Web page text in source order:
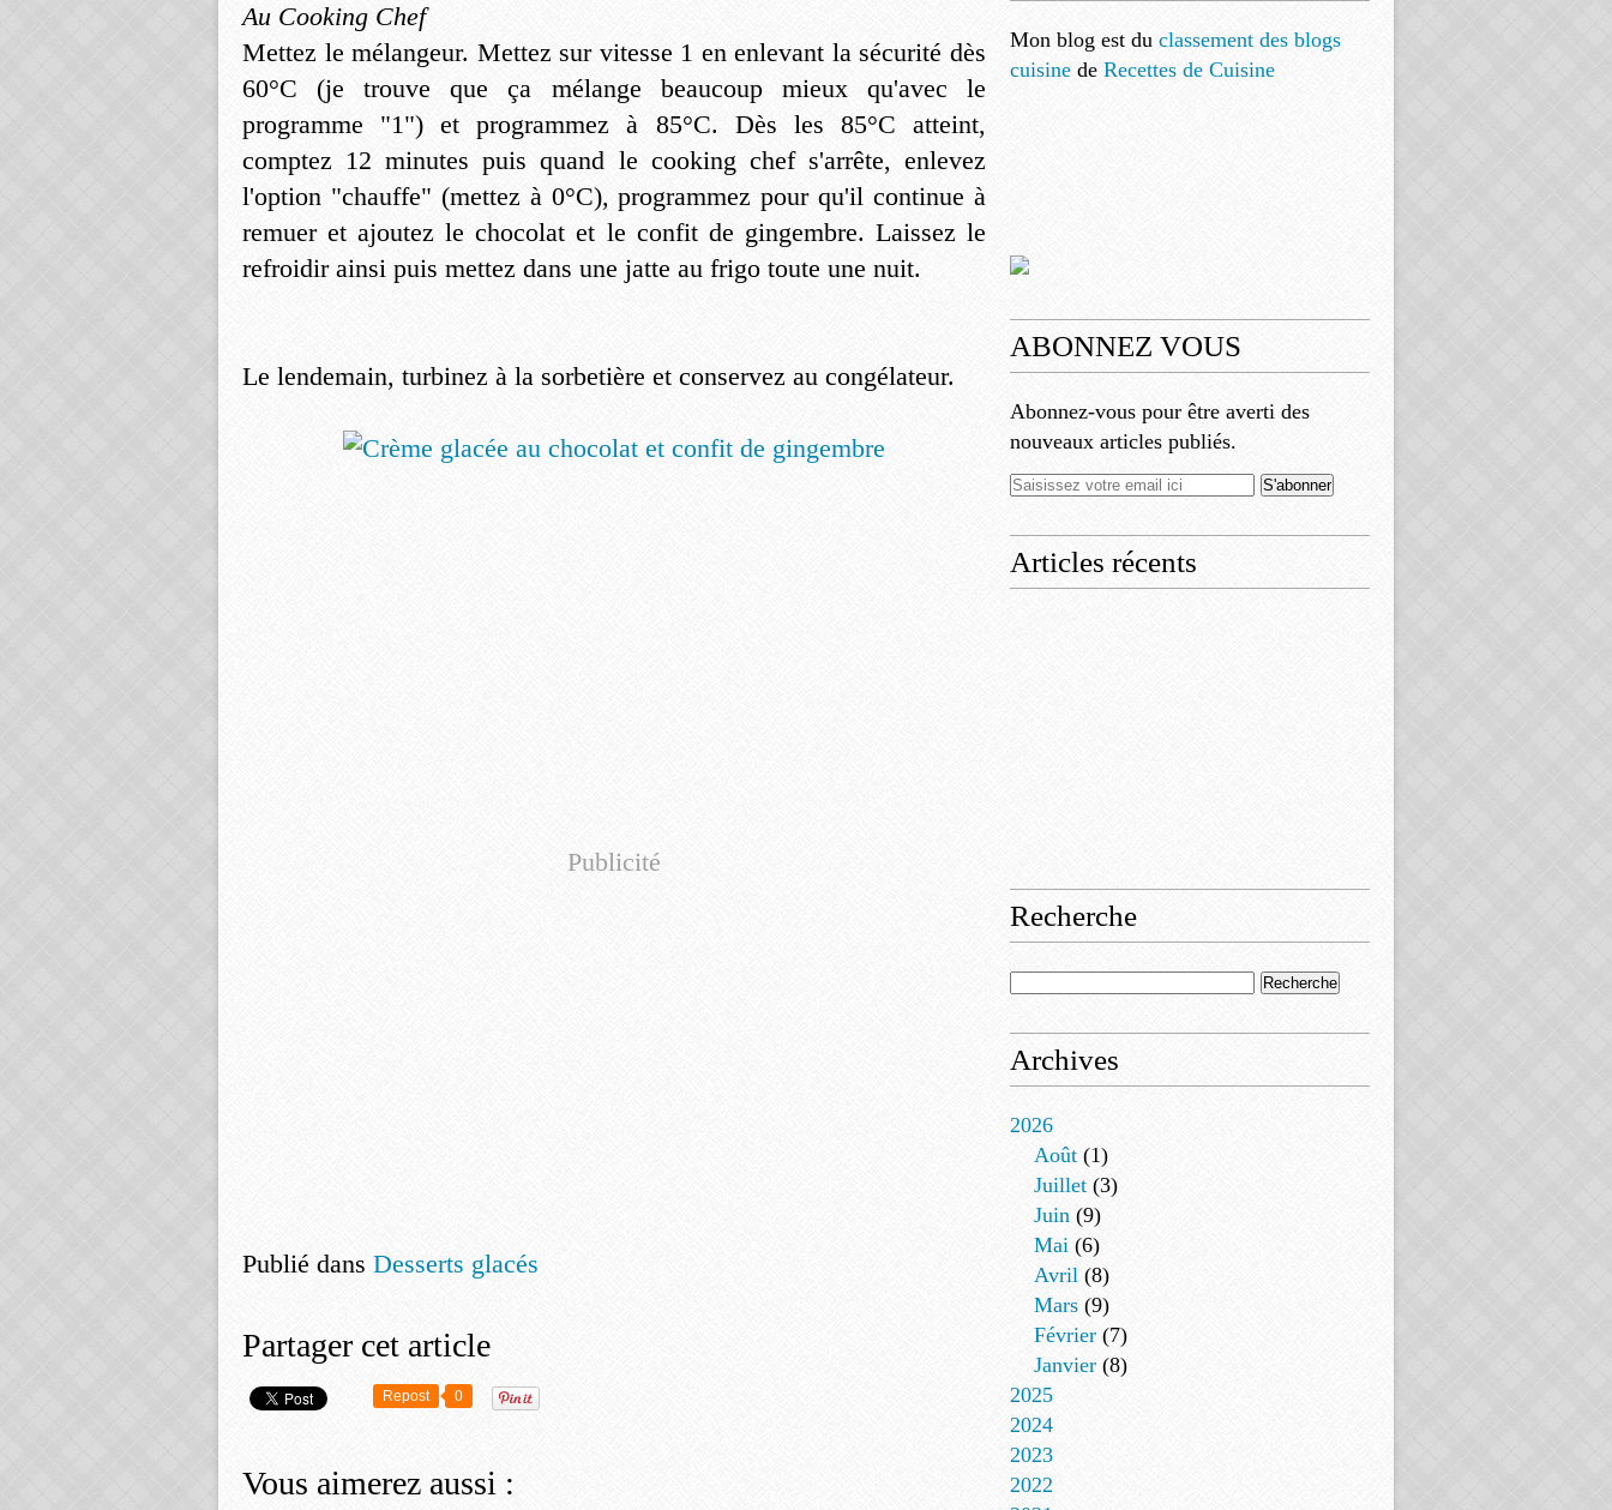
Au Cooking Chef
Mettez le mélangeur. Mettez sur vitesse 1 en enlevant la sécurité dès
60°C (je trouve que ça mélange beaucoup mieux qu'avec le
programme "1") et programmez à 85°C. Dès les 85°C atteint,
comptez 12 minutes puis quand le cooking chef s'arrête, enlevez
l'option "chauffe" (mettez à 0°C), programmez pour qu'il continue à
remuer et ajoutez le chocolat et le confit de gingembre. Laissez le
refroidir ainsi puis mettez dans une jatte au frigo toute une nuit.
Le lendemain, turbinez à la sorbetière et conservez au congélateur.
Publicité
Publié dans Desserts glacés
Partager cet article
Repost 0
Vous aimerez aussi :
Mon blog est du classement des blogs
cuisine de Recettes de Cuisine
ABONNEZ VOUS
Abonnez-vous pour être averti des
nouveaux articles publiés.
Articles récents
Recherche
Archives
2026
Août (1)
Juillet (3)
Juin (9)
Mai (6)
Avril (8)
Mars (9)
Février (7)
Janvier (8)
2025
2024
2023
2022